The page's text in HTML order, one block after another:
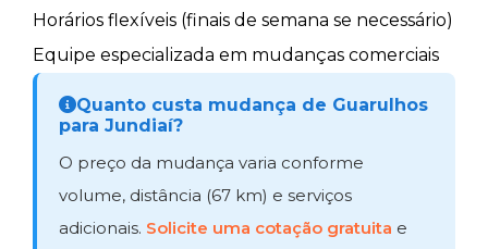
Horários flexíveis (finais de semana se necessário)
Equipe especializada em mudanças comerciais
Quanto custa mudança de Guarulhos
para Jundiaí?
O preço da mudança varia conforme
volume, distância (67 km) e serviços
adicionais. Solicite uma cotação gratuita e